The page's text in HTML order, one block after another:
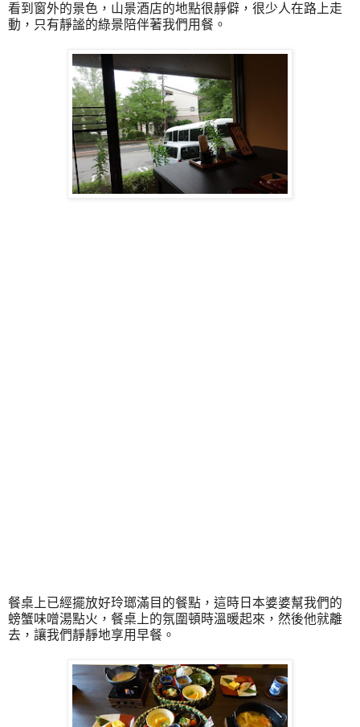
看到窗外的景色，山景酒店的地點很靜僻，很少人在路上走
動，只有靜謐的綠景陪伴著我們用餐。
餐桌上已經擺放好玲瑯滿目的餐點，這時日本婆婆幫我們的
螃蟹味噌湯點火，餐桌上的氛圍頓時溫暖起來，然後他就離
去，讓我們靜靜地享用早餐。